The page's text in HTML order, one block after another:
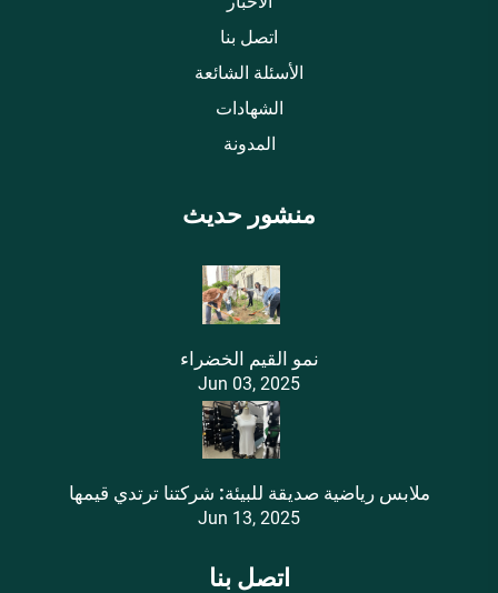
اتصل بنا
الأسئلة الشائعة
الشهادات
المدونة
منشور حديث
نمو القيم الخضراء
Jun 03, 2025
ملابس رياضية صديقة للبيئة: شركتنا ترتدي قيمها
Jun 13, 2025
اتصل بنا